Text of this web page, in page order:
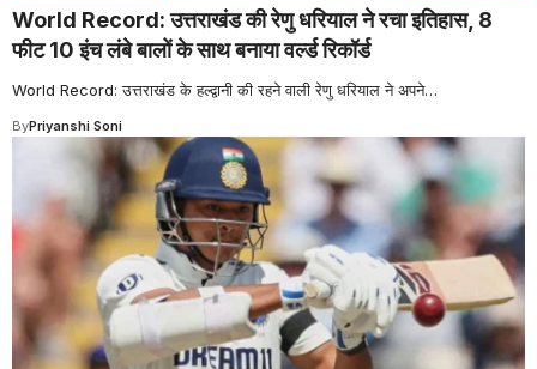
World Record: उत्तराखंड की रेणु धरियाल ने रचा इतिहास, 8
फीट 10 इंच लंबे बालों के साथ बनाया वर्ल्ड रिकॉर्ड
World Record: उत्तराखंड के हल्द्वानी की रहने वाली रेणु धरियाल ने अपने…
ByPriyanshi Soni